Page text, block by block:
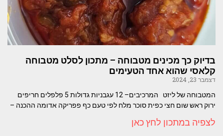
בדיוק כך מכינים מטבוחה – מתכון לסלט מטבוחה
קלאסי שהוא אחד הטעימים
דצמבר 23, 2024
המטבוחה של ליזט המרכיבים– 12 עגבניות גדולות 5 פלפלים חריפים
ירוק ראש שום חצי כפית סוכר מלח לפי טעם כף פפריקה אדומה ההכנה –
לצפיה במתכון לחץ כאן